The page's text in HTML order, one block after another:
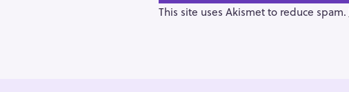
v
This site uses Akismet to reduce spam.